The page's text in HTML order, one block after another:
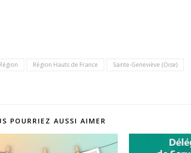
Région Région Hauts de France Sainte-Geneviève (Oise)
POURRIEZ AUSSI AIMER